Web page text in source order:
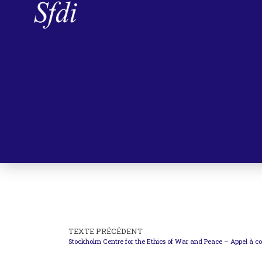
TEXTE PRÉCÉDENT
Stockholm Centre for the Ethics of War and Peace – Appel à